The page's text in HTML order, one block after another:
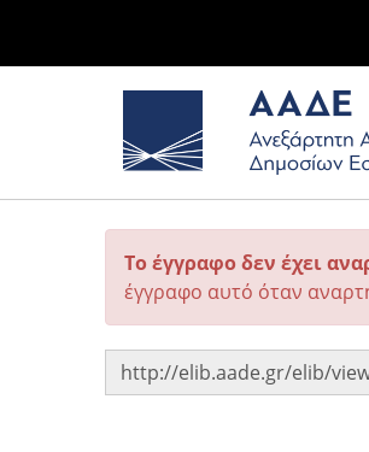
Το έγγραφο δεν έχει
έγγραφο αυτό όταν